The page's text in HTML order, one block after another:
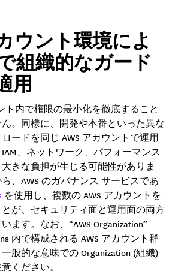
ウント環境によ
組織的なガード
用
ト内で権限の最小化を徹底すること
。同様に、開発や本番といった異な
ードを同じ AWS アカウントで運用
、ネットワーク、パフォーマンス
きな負担が生じる可能性がありま
、AWS のガバナンス サービスであ
を使用し、複数の AWS アカウントを
が、セキュリティ面と運用面の両方
ます。なお、“AWS Organization”
内で構成される AWS アカウント群
般的な意味での Organization (組織)
ください。